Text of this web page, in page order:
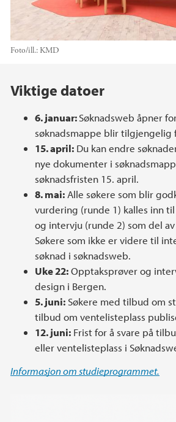
Foto/ill.: KMD
Hovedinnhold
Viktige datoer
6. januar:Søknadsweb åpner
søknadsmappe blir tilgjengelig
15. april: Du kan endre
nye dokumenter i
søknadsfristen 15. april.
8. mai: Alle søkere som blir
vurdering (runde 1) kalles inn
og intervju (runde 2) som del
Søkere som ikke er videre til
søknad i søknadsweb.
Uke 22:Opptaksprøver og
design i Bergen.
5. juni: Søkere med tilbud om
tilbud om ventelisteplass
12. juni: Frist for å svare på
eller ventelisteplass i
Informasjon om studieprogrammet.